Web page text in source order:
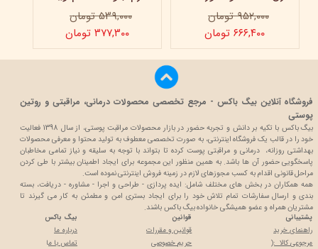
۵۳۹,۰۰۰ تومان
۳۷۷,۳۰۰ تومان
۹۵۲,۰۰۰ تومان
۶۶۶,۴۰۰ تومان
پشتیبانی
راهنمای خرید
مرجوعی کالا :(
قوانین
قوانین و مقررات
حریم خصوصی
بیگ باکس
درباره ما
تماس با ما
فروشگاه آنلاین بیگ باکس - مرجع تخصصی محصولات درمانی، مراقبتی و روتین
پوستی
بیگ باکس با تکیه بر دانش و تجربه حضور در بازار محصولات مراقبت پوستی، از سال 1398 فعالیت
خود را در قالب یک فروشگاه اینترنتی، به صورت تخصصی معطوف به تولید محتوا و معرفی محصولات
بهداشتی روزانه، درمانی و مراقبتی پوست کرده تا بتواند با توجه به سلیقه و نیاز تمامی مخاطبان
پاسخگویی حضور آن ها باشد. به همین منظور این مجموعه برای ایجاد اطمینان بیشتر با طی کردن
مراحل قانونی اقدام به کسب مجوزهای لازم در زمینه فروش اینترنتی نموده است.
همه همکاران در بخش های مختلف شامل: ایده پردازی - طراحی و اجرا - مشاوره - دریافت، بسته
بندی و ارسال سفارشات تمام تلاش خود را برای ایجاد بستری امن و مطمئن به کار می گیرند تا
مشتریان همراه و عضو همیشگی خانواده بیگ باکس باشند.